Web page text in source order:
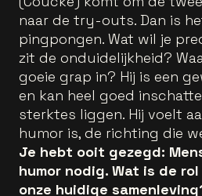
naar de try-outs. Dan is
pingpongen. Wat wil je
zit de onduidelijkheid?
goeie grap in? Hij is een
en kan heel goed
sterktes liggen. Hij voelt
humor is, de richting die
Je hebt ooit gezegd:
humor nodig. Wat is de
onze huidige